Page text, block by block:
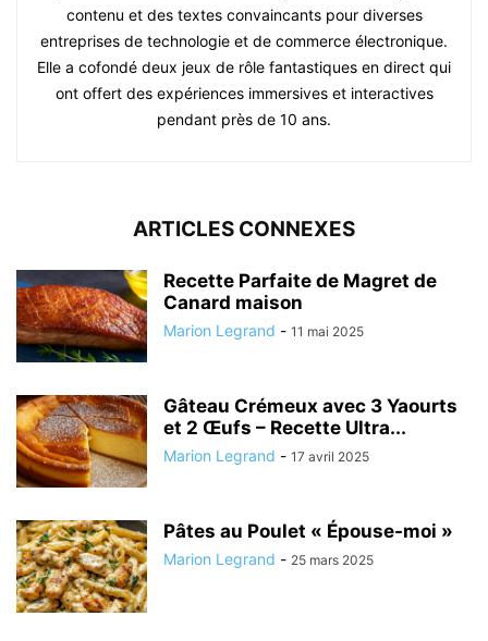
contenu et des textes convaincants pour diverses
entreprises de technologie et de commerce électronique.
Elle a cofondé deux jeux de rôle fantastiques en direct qui
ont offert des expériences immersives et interactives
pendant près de 10 ans.
ARTICLES CONNEXES
Recette Parfaite de Magret de
Canard maison
Marion Legrand - 11 mai 2025
Gâteau Crémeux avec 3 Yaourts
et 2 Œufs – Recette Ultra...
Marion Legrand - 17 avril 2025
Pâtes au Poulet « Épouse-moi »
Marion Legrand - 25 mars 2025